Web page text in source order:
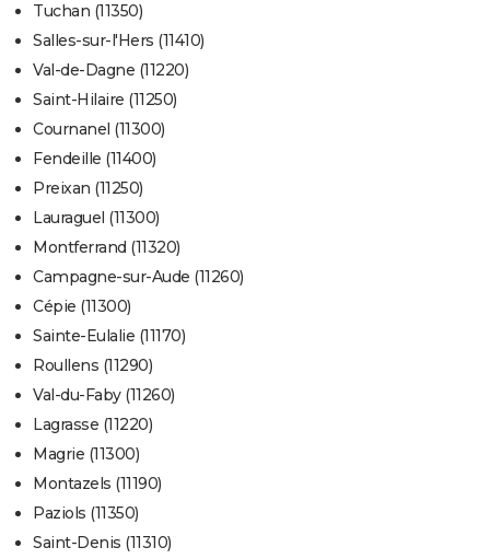
Tuchan (11350)
Salles-sur-l'Hers (11410)
Val-de-Dagne (11220)
Saint-Hilaire (11250)
Cournanel (11300)
Fendeille (11400)
Preixan (11250)
Lauraguel (11300)
Montferrand (11320)
Campagne-sur-Aude (11260)
Cépie (11300)
Sainte-Eulalie (11170)
Roullens (11290)
Val-du-Faby (11260)
Lagrasse (11220)
Magrie (11300)
Montazels (11190)
Paziols (11350)
Saint-Denis (11310)